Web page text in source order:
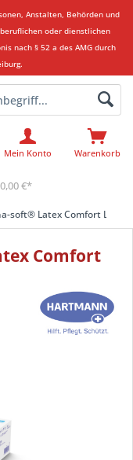
Anstalten, Behörden und
oder dienstlichen
nach § 52 a des AMG durch
€*
Warenkorb
Mein Konto
soft® Latex Comfort
Comfort